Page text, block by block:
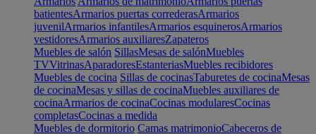
batientesArmarios puertas correderasArmarios
juvenilArmarios infantilesArmarios esquinerosArmarios
vestidoresArmarios auxiliaresZapateros
Muebles de salón SillasMesas de salónMuebles
TVVitrinasAparadoresEstanteriasMuebles recibidores
Muebles de cocina Sillas de cocinasTaburetes de cocinaMesas
de cocinaMesas y sillas de cocinaMuebles auxiliares de
cocinaArmarios de cocinaCocinas modularesCocinas
completasCocinas a medida
Muebles de dormitorio Camas matrimonioCabeceros de